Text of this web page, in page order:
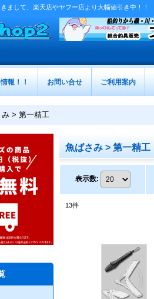
まして、楽天店やヤフー店より大幅値引き中！！
報！！ お問い合せ ご利用案内
み > 第一精工
魚ばさみ > 第一精工
表示数:
13件